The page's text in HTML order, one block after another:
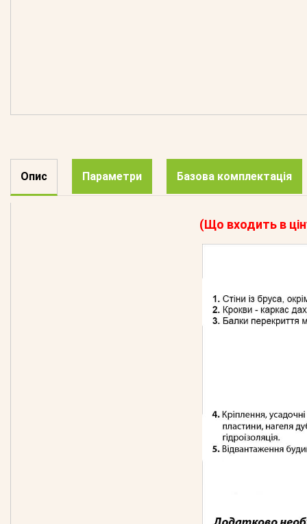
Опис Параметри Базова комплектація
(Що входить в